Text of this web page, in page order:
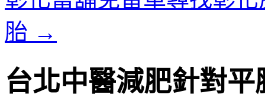
胎 →
台北中醫減肥針對